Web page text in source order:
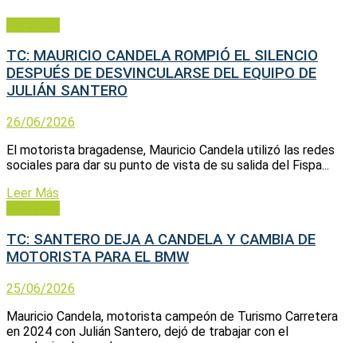
TC: MAURICIO CANDELA ROMPIÓ EL SILENCIO
DESPUÉS DE DESVINCULARSE DEL EQUIPO DE
JULIÁN SANTERO
26/06/2026
El motorista bragadense, Mauricio Candela utilizó las redes
sociales para dar su punto de vista de su salida del Fispa...
Leer Más
TC: SANTERO DEJA A CANDELA Y CAMBIA DE
MOTORISTA PARA EL BMW
25/06/2026
Mauricio Candela, motorista campeón de Turismo Carretera
en 2024 con Julián Santero, dejó de trabajar con el